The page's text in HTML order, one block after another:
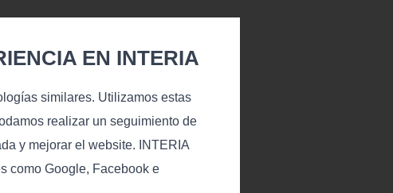
EN INTERIA
similares. Utilizamos estas
realizar un seguimiento de
y mejorar el website. INTERIA
como Google, Facebook e